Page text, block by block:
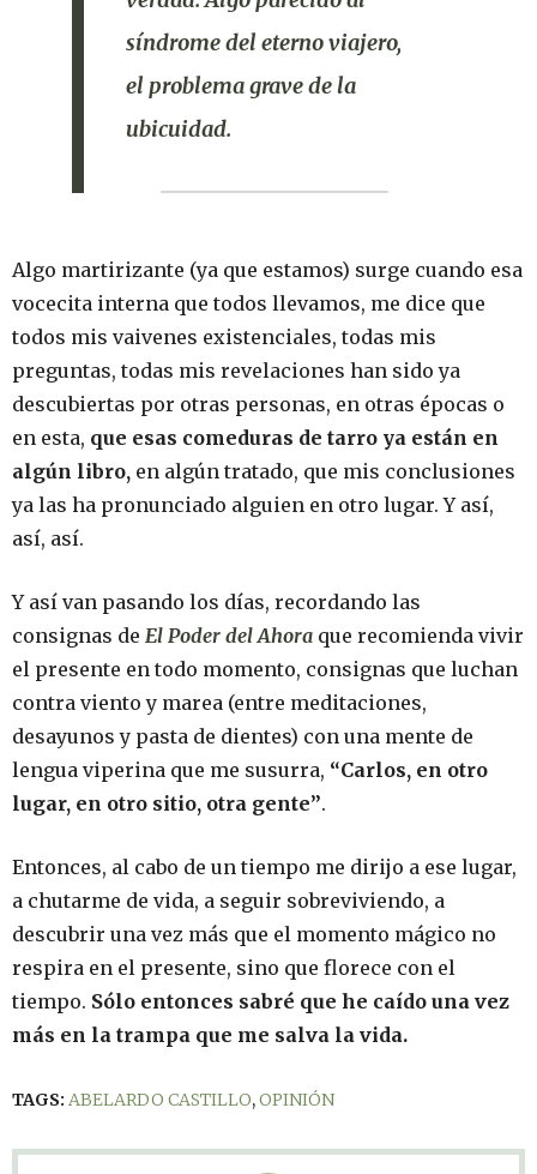
síndrome del eterno viajero,
el problema grave de la
ubicuidad.
Algo martirizante (ya que estamos) surge cuando esa
vocecita interna que todos llevamos, me dice que
todos mis vaivenes existenciales, todas mis
preguntas, todas mis revelaciones han sido ya
descubiertas por otras personas, en otras épocas o
en esta, que esas comeduras de tarro ya están en
algún libro, en algún tratado, que mis conclusiones
ya las ha pronunciado alguien en otro lugar. Y así,
así, así.
Y así van pasando los días, recordando las
consignas de El Poder del Ahora que recomienda vivir
el presente en todo momento, consignas que luchan
contra viento y marea (entre meditaciones,
desayunos y pasta de dientes) con una mente de
lengua viperina que me susurra, “Carlos, en otro
lugar, en otro sitio, otra gente”.
Entonces, al cabo de un tiempo me dirijo a ese lugar,
a chutarme de vida, a seguir sobreviviendo, a
descubrir una vez más que el momento mágico no
respira en el presente, sino que florece con el
tiempo. Sólo entonces sabré que he caído una vez
más en la trampa que me salva la vida.
TAGS: ABELARDO CASTILLO,OPINIÓN